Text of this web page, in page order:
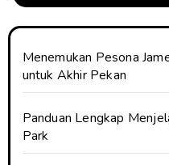
Menemukan Pesona
untuk Akhir Pekan
Panduan Lengkap
Park